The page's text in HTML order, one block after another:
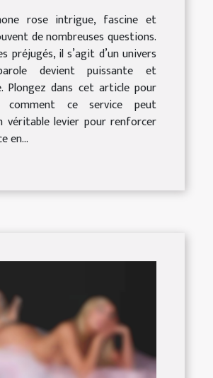
rose intrigue, fascine et
de nombreuses questions.
préjugés, il s’agit d’un univers
devient puissante et
Plongez dans cet article pour
comment ce service peut
véritable levier pour renforcer
en...